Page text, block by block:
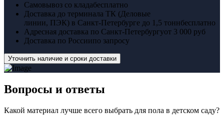
Самовывоз со кладабесплатно
Доставка до терминала ТК (Деловые
линии, ПЭК) в Санкт-Петербурге до 1,5 тоннбесплатно
Адресная доставка по Санкт-Петербургуот 3 000 руб
Доставка по Россиипо запросу
Уточнить наличие и сроки доставки
Вопросы и ответы
Какой материал лучше всего выбрать для пола в детском саду?